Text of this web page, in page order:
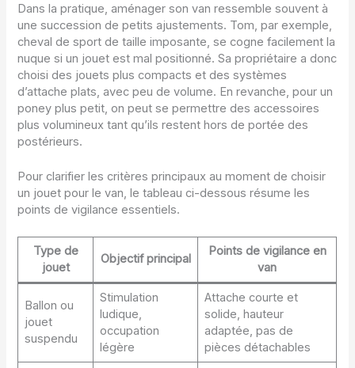
Dans la pratique, aménager son van ressemble souvent à
une succession de petits ajustements. Tom, par exemple,
cheval de sport de taille imposante, se cogne facilement la
nuque si un jouet est mal positionné. Sa propriétaire a donc
choisi des jouets plus compacts et des systèmes
d’attache plats, avec peu de volume. En revanche, pour un
poney plus petit, on peut se permettre des accessoires
plus volumineux tant qu’ils restent hors de portée des
postérieurs.
Pour clarifier les critères principaux au moment de choisir
un jouet pour le van, le tableau ci-dessous résume les
points de vigilance essentiels.
Type de
jouet
Objectif principal
Points de vigilance en
van
Ballon ou
jouet
suspendu
Stimulation
ludique,
occupation
légère
Attache courte et
solide, hauteur
adaptée, pas de
pièces détachables